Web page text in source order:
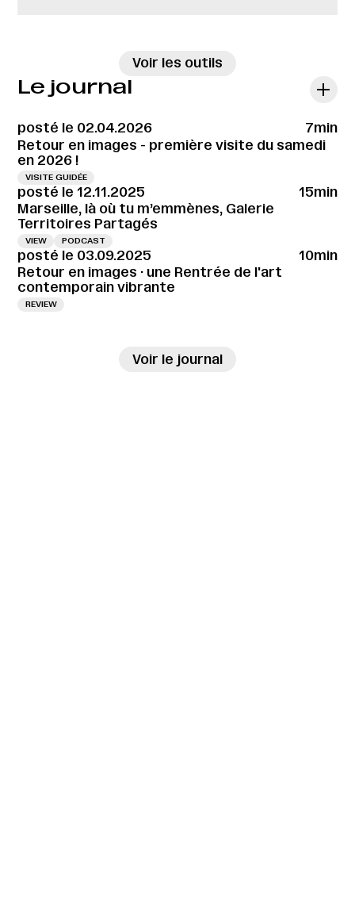
Voir les outils
Le journal
posté le 02.04.2026
7min
Retour en images - première visite du samedi
en 2026 !
VISITE GUIDÉE
posté le 12.11.2025
15min
Marseille, là où tu m’emmènes, Galerie
Territoires Partagés
VIEW PODCAST
posté le 03.09.2025
10min
Retour en images · une Rentrée de l'art
contemporain vibrante
REVIEW
Voir le journal